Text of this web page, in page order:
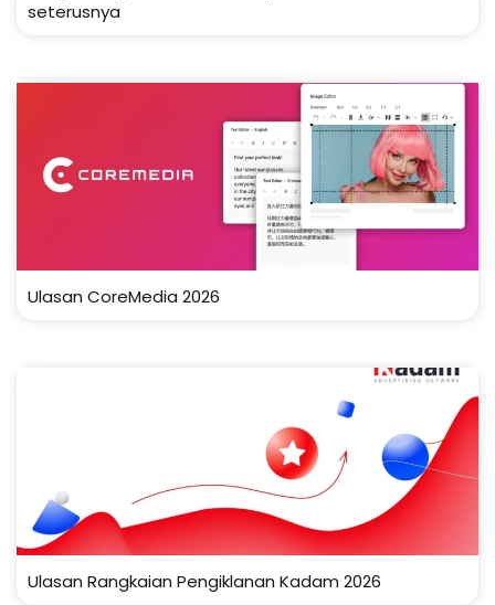
seterusnya
Ulasan CoreMedia 2026
Ulasan Rangkaian Pengiklanan Kadam 2026